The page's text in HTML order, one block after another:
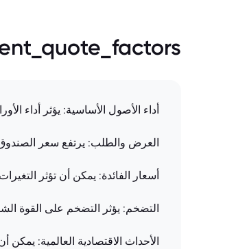
أداء الأصول الأساسية: يؤثر أداء
العرض والطلب: يرتفع سعر
أسعار الفائدة: يمكن أن تؤثر
التضخم: يؤثر التضخم على القوة
الأحداث الاقتصادية العالمية: